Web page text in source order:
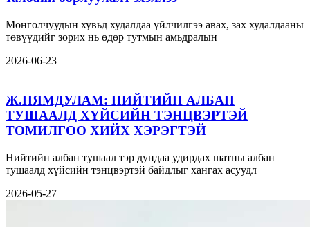
Монголчуудын хувьд худалдаа үйлчилгээ авах, зах худалдааны
төвүүдийг зорих нь өдөр тутмын амьдралын
2026-06-23
Ж.НЯМДУЛАМ: НИЙТИЙН АЛБАН
ТУШААЛД ХҮЙСИЙН ТЭНЦВЭРТЭЙ
ТОМИЛГОО ХИЙХ ХЭРЭГТЭЙ
Нийтийн албан тушаал тэр дундаа удирдах шатны албан
тушаалд хүйсийн тэнцвэртэй байдлыг хангах асуудл
2026-05-27